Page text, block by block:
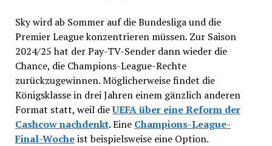
Sky wird ab Sommer auf die Bundesliga und die
Premier League konzentrieren müssen. Zur Saison
2024/25 hat der Pay-TV-Sender dann wieder die
Chance, die Champions-League-Rechte
zurückzugewinnen. Möglicherweise findet die
Königsklasse in drei Jahren einem gänzlich anderen
Format statt, weil dieUEFA über eine Reform der
Cashcow nachdenkt. Eine Champions-League-
Final-Wocheist beispielsweise eine Option.